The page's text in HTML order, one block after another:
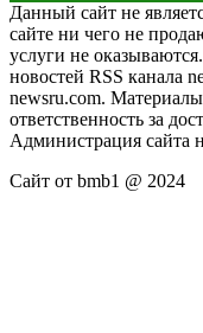
Данный сайт не
сайте ни чего не
услуги не
новостей RSS канала
newsru.com.
ответственность за
Администрация сайта
Сайт от bmb1 @ 2024